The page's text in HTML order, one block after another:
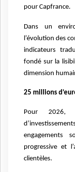
pour Capfrance.
Dans un
l’évolution des
indicateurs
fondé sur la
dimension
25 millions
Pour
engagements
progressive et
clientèles.